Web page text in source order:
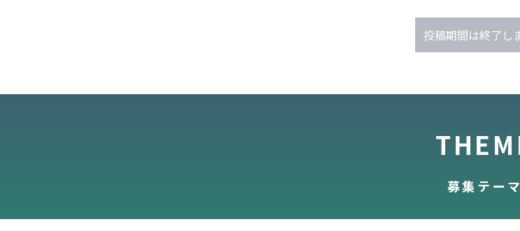
投稿期間は終了し
募集テーマ